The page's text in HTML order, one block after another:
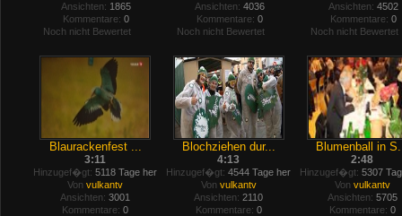
Ansichten: 1865
Kommentare: 0
Noch nicht Bewertet
Ansichten: 4036
Kommentare: 0
Noch nicht Bewertet
Ansichten: 4502
Kommentare: 0
Noch nicht Bewertet
Blaurackenfest ...
3:11
Hinzugef�gt: 5118 Tage her
Von vulkantv
Ansichten: 3001
Kommentare: 0
Blochziehen dur...
4:13
Hinzugef�gt: 4544 Tage her
Von vulkantv
Ansichten: 2110
Kommentare: 0
Blumenball in
2:48
Hinzugef�gt: 5307
Von vulkantv
Ansichten: 5705
Kommentare: 0